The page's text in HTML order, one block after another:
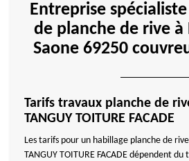
Entreprise
de planche de rive à
Saone 69250
Tarifs travaux planche de
TANGUY TOITURE FACADE
Les tarifs pour un habillage planche de
TANGUY TOITURE FACADE dépendent